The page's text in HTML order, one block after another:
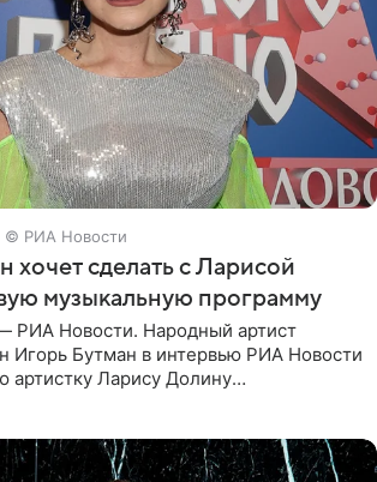
© РИА Новости
хочет сделать с Ларисой
музыкальную программу
РИА Новости. Народный артист
Игорь Бутман в интервью РИА Новости
артистку Ларису Долину